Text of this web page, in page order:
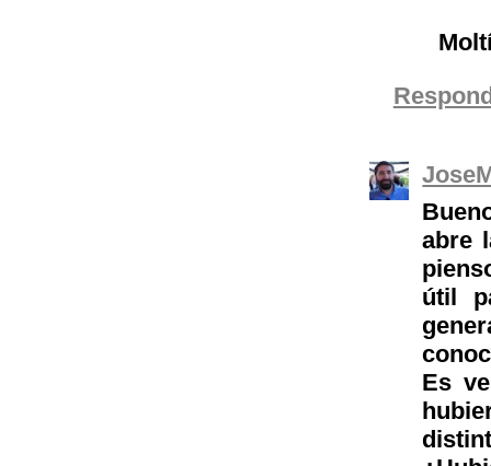
abre
útil
Es